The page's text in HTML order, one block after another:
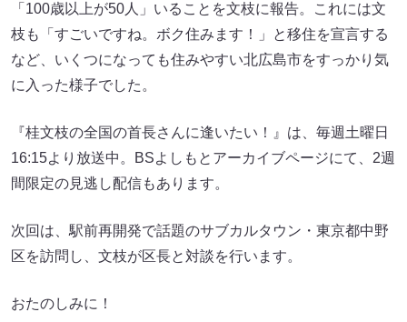
「100歳以上が50人」いることを文枝に報告。これには文
枝も「すごいですね。ボク住みます！」と移住を宣言する
など、いくつになっても住みやすい北広島市をすっかり気
に入った様子でした。
『桂文枝の全国の首長さんに逢いたい！』は、毎週土曜日
16:15より放送中。BSよしもとアーカイブページにて、2週
間限定の見逃し配信もあります。
次回は、駅前再開発で話題のサブカルタウン・東京都中野
区を訪問し、文枝が区長と対談を行います。
おたのしみに！